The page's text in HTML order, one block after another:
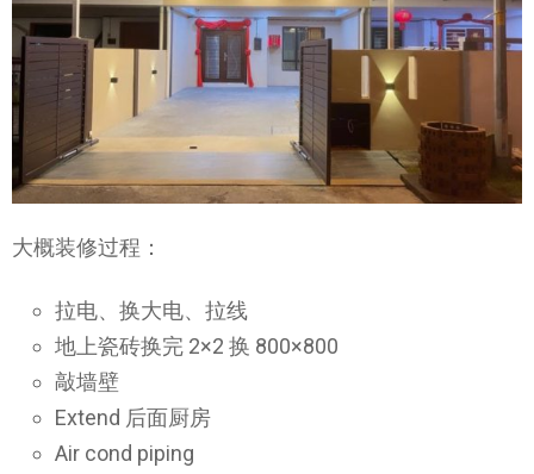
大概装修过程：
拉电、换大电、拉线
地上瓷砖换完 2×2 换 800×800
敲墙壁
Extend 后面厨房
Air cond piping